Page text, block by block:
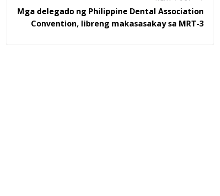
Mga delegado ng Philippine Dental Association
Convention, libreng makasasakay sa MRT-3